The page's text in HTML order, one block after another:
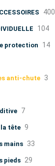
400
104
protection 14
anti-chute 3
7
tête 9
mains 33
pieds 29